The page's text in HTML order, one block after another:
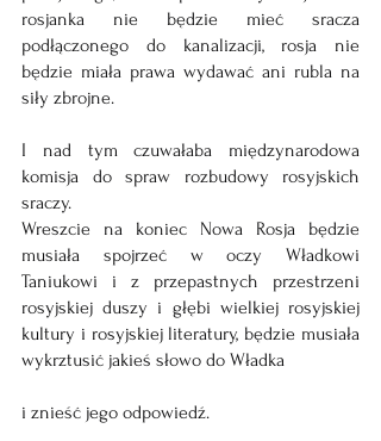
rosjanka nie będzie mieć sracza
podłączonego do kanalizacji, rosja nie
będzie miała prawa wydawać ani rubla na
siły zbrojne.
I nad tym czuwałaba międzynarodowa
komisja do spraw rozbudowy rosyjskich
sraczy.
Wreszcie na koniec Nowa Rosja będzie
musiała spojrzeć w oczy Władkowi
Taniukowi i z przepastnych przestrzeni
rosyjskiej duszy i głębi wielkiej rosyjskiej
kultury i rosyjskiej literatury, będzie musiała
wykrztusić jakieś słowo do Władka
i znieść jego odpowiedź.